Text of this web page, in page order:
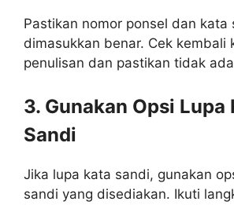
Pastikan nomor ponsel dan kata
dimasukkan benar. Cek kembali
penulisan dan pastikan tidak
3. Gunakan Opsi Lupa
Sandi
Jika lupa kata sandi, gunakan
sandi yang disediakan. Ikuti